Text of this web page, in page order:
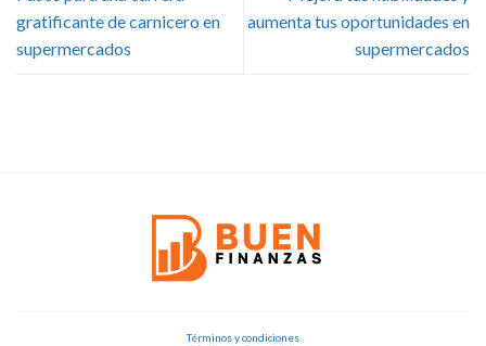
gratificante de carnicero en
supermercados
aumenta tus oportunidades en
supermercados
Términos y condiciones